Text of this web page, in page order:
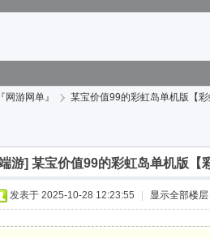
『网游网单』 › 某宝价值99的彩虹岛单机版【
游] 某宝价值99的彩虹岛单机版【
发表于 2025-10-28 12:23:55 显示全部楼层